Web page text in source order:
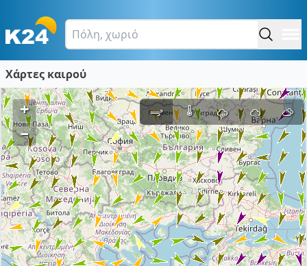
Χάρτες καιρού
+
–